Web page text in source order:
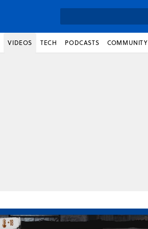
VIDEOS TECH PODCASTS COMMUNITY